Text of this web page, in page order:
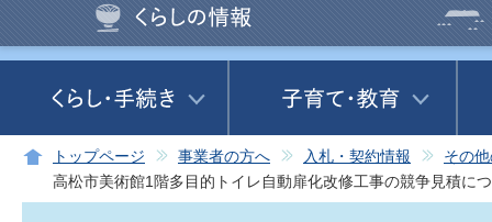
トップページ 事業者の方へ 入札・契約情報
その
高松市美術館1階多目的トイレ自動扉化改修工事の競争見積に